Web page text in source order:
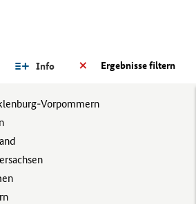
Ergebnisse filtern
Info
Vorpommern